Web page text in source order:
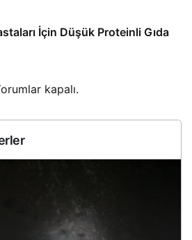
İçin Düşük Proteinli Gıda
kapalı.